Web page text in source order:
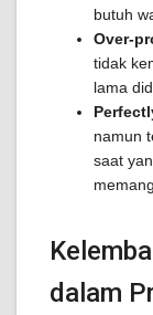
butuh
Over-
tidak
lama
namun
saat
dalam